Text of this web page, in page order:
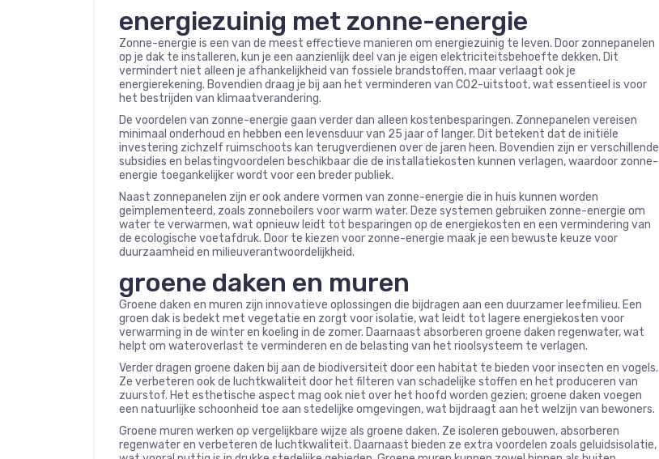
energiezuinig met zonne-energie
Zonne-energie is een van de meest effectieve manieren om energiezuinig te leven. Door zonnepanelen
op je dak te installeren, kun je een aanzienlijk deel van je eigen elektriciteitsbehoefte dekken. Dit
vermindert niet alleen je afhankelijkheid van fossiele brandstoffen, maar verlaagt ook je
energierekening. Bovendien draag je bij aan het verminderen van CO2-uitstoot, wat essentieel is voor
het bestrijden van klimaatverandering.
De voordelen van zonne-energie gaan verder dan alleen kostenbesparingen. Zonnepanelen vereisen
minimaal onderhoud en hebben een levensduur van 25 jaar of langer. Dit betekent dat de initiële
investering zichzelf ruimschoots kan terugverdienen over de jaren heen. Bovendien zijn er verschillende
subsidies en belastingvoordelen beschikbaar die de installatiekosten kunnen verlagen, waardoor zonne-
energie toegankelijker wordt voor een breder publiek.
Naast zonnepanelen zijn er ook andere vormen van zonne-energie die in huis kunnen worden
geïmplementeerd, zoals zonneboilers voor warm water. Deze systemen gebruiken zonne-energie om
water te verwarmen, wat opnieuw leidt tot besparingen op de energiekosten en een vermindering van
de ecologische voetafdruk. Door te kiezen voor zonne-energie maak je een bewuste keuze voor
duurzaamheid en milieuverantwoordelijkheid.
groene daken en muren
Groene daken en muren zijn innovatieve oplossingen die bijdragen aan een duurzamer leefmilieu. Een
groen dak is bedekt met vegetatie en zorgt voor isolatie, wat leidt tot lagere energiekosten voor
verwarming in de winter en koeling in de zomer. Daarnaast absorberen groene daken regenwater, wat
helpt om wateroverlast te verminderen en de belasting van het rioolsysteem te verlagen.
Verder dragen groene daken bij aan de biodiversiteit door een habitat te bieden voor insecten en vogels.
Ze verbeteren ook de luchtkwaliteit door het filteren van schadelijke stoffen en het produceren van
zuurstof. Het esthetische aspect mag ook niet over het hoofd worden gezien; groene daken voegen
een natuurlijke schoonheid toe aan stedelijke omgevingen, wat bijdraagt aan het welzijn van bewoners.
Groene muren werken op vergelijkbare wijze als groene daken. Ze isoleren gebouwen, absorberen
regenwater en verbeteren de luchtkwaliteit. Daarnaast bieden ze extra voordelen zoals geluidsisolatie,